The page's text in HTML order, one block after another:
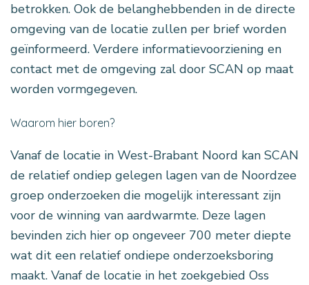
betrokken. Ook de belanghebbenden in de directe
omgeving van de locatie zullen per brief worden
geïnformeerd. Verdere informatievoorziening en
contact met de omgeving zal door SCAN op maat
worden vormgegeven.
Waarom hier boren?
Vanaf de locatie in West-Brabant Noord kan SCAN
de relatief ondiep gelegen lagen van de Noordzee
groep onderzoeken die mogelijk interessant zijn
voor de winning van aardwarmte. Deze lagen
bevinden zich hier op ongeveer 700 meter diepte
wat dit een relatief ondiepe onderzoeksboring
maakt. Vanaf de locatie in het zoekgebied Oss